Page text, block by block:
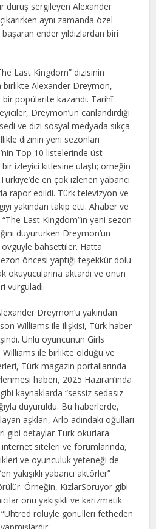
duruş sergileyen Alexander
aynı zamanda özel
başaran ender yıldızlardan biri
Last Kingdom” dizisinin
birlikte Alexander Dreymon,
bir popülarite kazandı. Tarihî
Dreymon’un canlandırdığı
ve dizi sosyal medyada sıkça
dizinin yeni sezonları
Top 10 listelerinde üst
izleyici kitlesine ulaştı; örneğin
en çok izlenen yabancı
rapor edildi. Türk televizyon ve
yakından takip etti. Ahaber ve
Last Kingdom”ın yeni sezon
duyururken Dreymon’un
bahsettiler. Hatta
öncesi yaptığı teşekkür dolu
okuyucularına aktardı ve onun
vurguladı.
Dreymon’u yakından
Williams ile ilişkisi, Türk haber
Ünlü oyuncunun Girls
Williams ile birlikte olduğu ve
Türk magazin portallarında
haberi, 2025 Haziran’ında
kaynaklarda “sessiz sedasız
duyuruldu. Bu haberlerde,
aşkları, Arlo adındaki oğulları
gibi detaylar Türk okurlara
internet siteleri ve forumlarında,
ve oyunculuk yeteneği de
yakışıklı yabancı aktörler”
Örneğin, KızlarSoruyor gibi
onu yakışıklı ve karizmatik
“Uhtred rolüyle gönülleri fetheden